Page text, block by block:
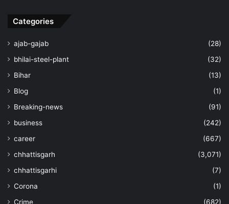
Categories
ajab-gajab
(28)
bhilai-steel-plant
(32)
Bihar
(13)
Blog
(1)
Breaking-news
(91)
business
(242)
career
(667)
chhattisgarh
(3,071)
chhattisgarhi
(7)
Corona
(1)
Crime
(682)